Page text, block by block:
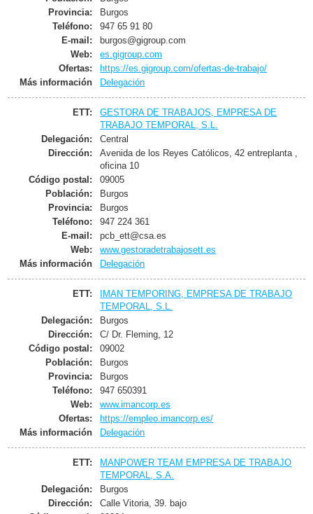
Provincia:
Burgos
Teléfono:
947 65 91 80
E-mail:
burgos@gigroup.com
Web:
es.gigroup.com
Ofertas:
https://es.gigroup.com/ofertas-de-trabajo/
Más información
Delegación
ETT:
GESTORA DE TRABAJOS, EMPRESA DE
TRABAJO TEMPORAL, S.L.
Delegación:
Central
Dirección:
Avenida de los Reyes Católicos, 42 entreplanta ,
oficina 10
Código postal:
09005
Población:
Burgos
Provincia:
Burgos
Teléfono:
947 224 361
E-mail:
pcb_ett@csa.es
Web:
www.gestoradetrabajosett.es
Más información
Delegación
ETT:
IMAN TEMPORING, EMPRESA DE TRABAJO
TEMPORAL, S.L.
Delegación:
Burgos
Dirección:
C/ Dr. Fleming, 12
Código postal:
09002
Población:
Burgos
Provincia:
Burgos
Teléfono:
947 650391
Web:
www.imancorp.es
Ofertas:
https://empleo.imancorp.es/
Más información
Delegación
ETT:
MANPOWER TEAM EMPRESA DE TRABAJO
TEMPORAL, S.A.
Delegación:
Burgos
Dirección:
Calle Vitoria, 39. bajo